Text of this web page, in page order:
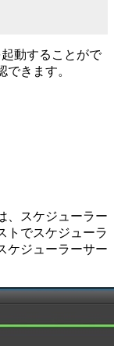
動することがで
きます。
、スケジューラー
トでスケジューラ
ケジューラーサー